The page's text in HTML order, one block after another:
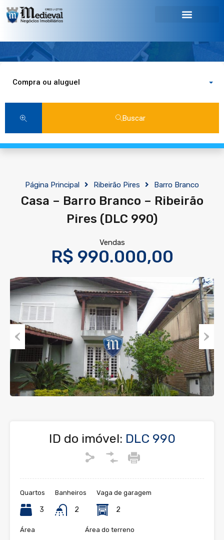
Compra ou aluguel
Buscar
Página Principal Ribeirão Pires Barro Branco
Casa – Barro Branco – Ribeirão
Pires (DLC 990)
Vendas
R$ 990.000,00
Previous Next
ID do imóvel: DLC 990
Quartos
3
Banheiros
2
Vaga de garagem
2
Área Área do terreno